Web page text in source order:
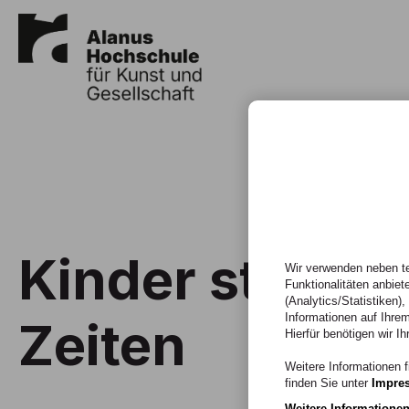
Kinder
Zeiten
Wir verwenden neben
Funktionalitäten
(Analytics/Statistiken),
Informationen auf
Hierfür benötigen wir
Weitere Informationen
finden Sie unter